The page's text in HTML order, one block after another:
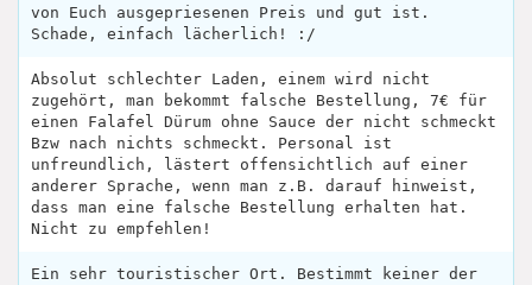
von Euch ausgepriesenen Preis und gut ist.
Schade, einfach lächerlich! :/
Absolut schlechter Laden, einem wird nicht
zugehört, man bekommt falsche Bestellung, 7€ für
einen Falafel Dürum ohne Sauce der nicht schmeckt
Bzw nach nichts schmeckt. Personal ist
unfreundlich, lästert offensichtlich auf einer
anderer Sprache, wenn man z.B. darauf hinweist,
dass man eine falsche Bestellung erhalten hat.
Nicht zu empfehlen!
Ein sehr touristischer Ort. Bestimmt keiner der